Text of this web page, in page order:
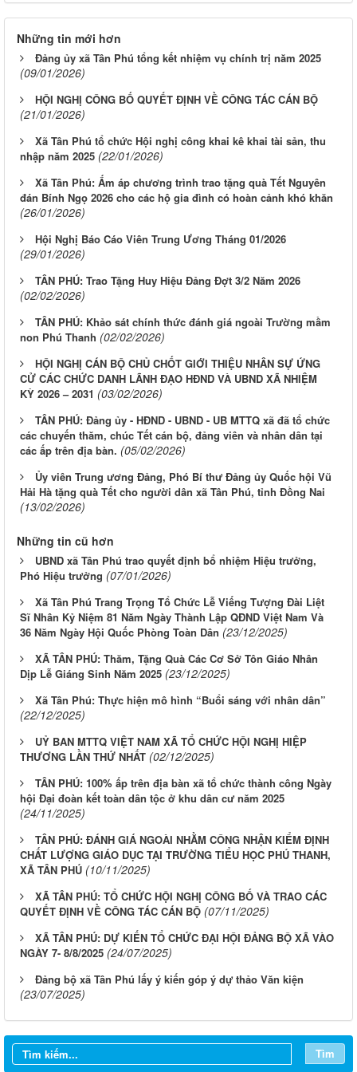
Những tin mới hơn
Đảng ủy xã Tân Phú tổng kết nhiệm vụ chính trị năm 2025
(09/01/2026)
HỘI NGHỊ CÔNG BỐ QUYẾT ĐỊNH VỀ CÔNG TÁC CÁN BỘ
(21/01/2026)
Xã Tân Phú tổ chức Hội nghị công khai kê khai tài sản, thu
nhập năm 2025 (22/01/2026)
Xã Tân Phú: Ấm áp chương trình trao tặng quà Tết Nguyên
đán Bính Ngọ 2026 cho các hộ gia đình có hoàn cảnh khó khăn
(26/01/2026)
Hội Nghị Báo Cáo Viên Trung Ương Tháng 01/2026
(29/01/2026)
TÂN PHÚ: Trao Tặng Huy Hiệu Đảng Đợt 3/2 Năm 2026
(02/02/2026)
TÂN PHÚ: Khảo sát chính thức đánh giá ngoài Trường mầm
non Phú Thanh (02/02/2026)
HỘI NGHỊ CÁN BỘ CHỦ CHỐT GIỚI THIỆU NHÂN SỰ ỨNG
CỬ CÁC CHỨC DANH LÃNH ĐẠO HĐND VÀ UBND XÃ NHIỆM
KỲ 2026 – 2031 (03/02/2026)
TÂN PHÚ: Đảng ủy - HĐND - UBND - UB MTTQ xã đã tổ chức
các chuyến thăm, chúc Tết cán bộ, đảng viên và nhân dân tại
các ấp trên địa bàn. (05/02/2026)
Ủy viên Trung ương Đảng, Phó Bí thư Đảng ủy Quốc hội Vũ
Hải Hà tặng quà Tết cho người dân xã Tân Phú, tỉnh Đồng Nai
(13/02/2026)
Những tin cũ hơn
UBND xã Tân Phú trao quyết định bổ nhiệm Hiệu trưởng,
Phó Hiệu trưởng (07/01/2026)
Xã Tân Phú Trang Trọng Tổ Chức Lễ Viếng Tượng Đài Liệt
Sĩ Nhân Kỷ Niệm 81 Năm Ngày Thành Lập QĐND Việt Nam Và
36 Năm Ngày Hội Quốc Phòng Toàn Dân (23/12/2025)
XÃ TÂN PHÚ: Thăm, Tặng Quà Các Cơ Sở Tôn Giáo Nhân
Dịp Lễ Giáng Sinh Năm 2025 (23/12/2025)
Xã Tân Phú: Thực hiện mô hình “Buổi sáng với nhân dân”
(22/12/2025)
UỶ BAN MTTQ VIỆT NAM XÃ TỔ CHỨC HỘI NGHỊ HIỆP
THƯƠNG LẦN THỨ NHẤT (02/12/2025)
TÂN PHÚ: 100% ấp trên địa bàn xã tổ chức thành công Ngày
hội Đại đoàn kết toàn dân tộc ở khu dân cư năm 2025
(24/11/2025)
TÂN PHÚ: ĐÁNH GIÁ NGOÀI NHẰM CÔNG NHẬN KIỂM ĐỊNH
CHẤT LƯỢNG GIÁO DỤC TẠI TRƯỜNG TIỂU HỌC PHÚ THANH,
XÃ TÂN PHÚ (10/11/2025)
XÃ TÂN PHÚ: TỔ CHỨC HỘI NGHỊ CÔNG BỐ VÀ TRAO CÁC
QUYẾT ĐỊNH VỀ CÔNG TÁC CÁN BỘ (07/11/2025)
XÃ TÂN PHÚ: DỰ KIẾN TỔ CHỨC ĐẠI HỘI ĐẢNG BỘ XÃ VÀO
NGÀY 7- 8/8/2025 (24/07/2025)
Đảng bộ xã Tân Phú lấy ý kiến góp ý dự thảo Văn kiện
(23/07/2025)
Tìm